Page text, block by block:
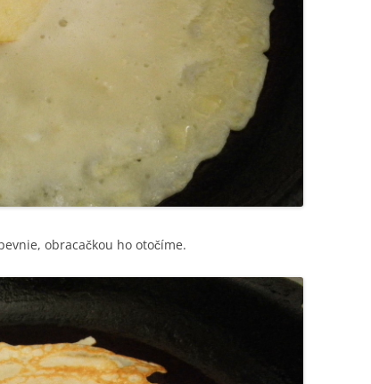
obracačkou ho otočíme.